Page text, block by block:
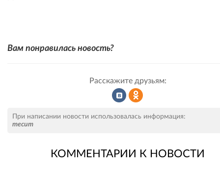
Вам понравилась новость?
Расскажите друзьям:
во
При написании новости использовалась информация:
mecum
КОММЕНТАРИИ К НОВОСТИ